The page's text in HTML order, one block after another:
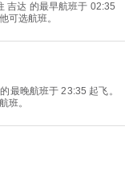
可选航班。
班。